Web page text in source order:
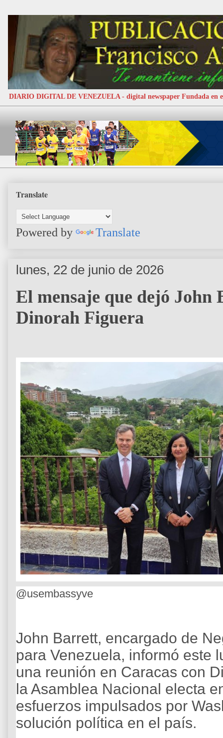
DIARIO DIGITAL DE VENEZUELA - digital newspaper Fundada en
Translate
Powered by Translate
lunes, 22 de junio de 2026
El mensaje que dejó
Dinorah Figuera
@usembassyve
John Barrett, encargado de
para Venezuela, informó este
una reunión en Caracas con
la Asamblea Nacional electa
esfuerzos impulsados por
solución política en el país.